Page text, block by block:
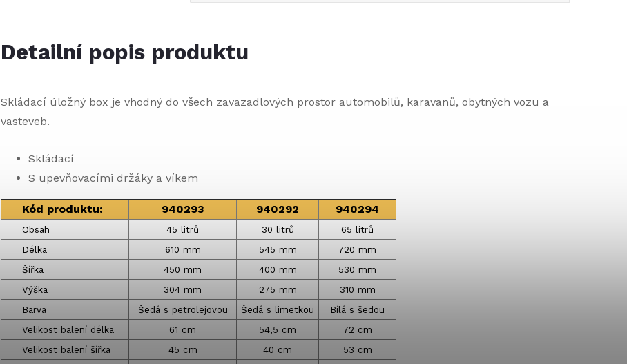
Detailní popis produktu
Skládací úložný box je vhodný do všech zavazadlových prostor automobilů, karavanů, obytných vozu a
vasteveb.
Skládací
S upevňovacími držáky a víkem
Kód produktu: 940293 940292 940294
Obsah 45 litrů 30 litrů
65 litrů
Délka
610 mm 545 mm
720 mm
Šířka
450 mm 400 mm
530 mm
Výška
304 mm 275 mm
310 mm
Barva
Šedá s petrolejovou Šedá s limetkou
Bílá s šedou
Velikost balení délka
61 cm 54,5 cm
72 cm
Velikost balení šířka
45 cm 40 cm
53 cm